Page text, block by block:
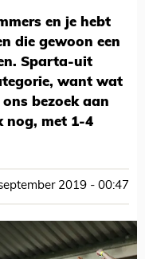
en je hebt
die gewoon een
Sparta-uit
want wat
bezoek aan
nog, met 1-4
2019 - 00:47